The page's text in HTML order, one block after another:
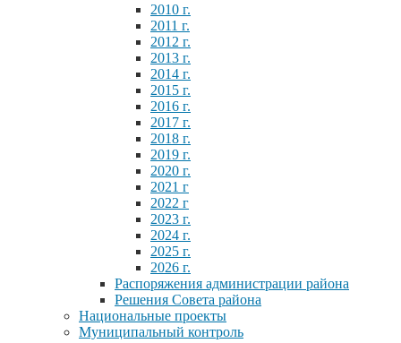
2010 г.
2011 г.
2012 г.
2013 г.
2014 г.
2015 г.
2016 г.
2017 г.
2018 г.
2019 г.
2020 г.
2021 г
2022 г
2023 г.
2024 г.
2025 г.
2026 г.
Распоряжения администрации района
Решения Совета района
Национальные проекты
Муниципальный контроль